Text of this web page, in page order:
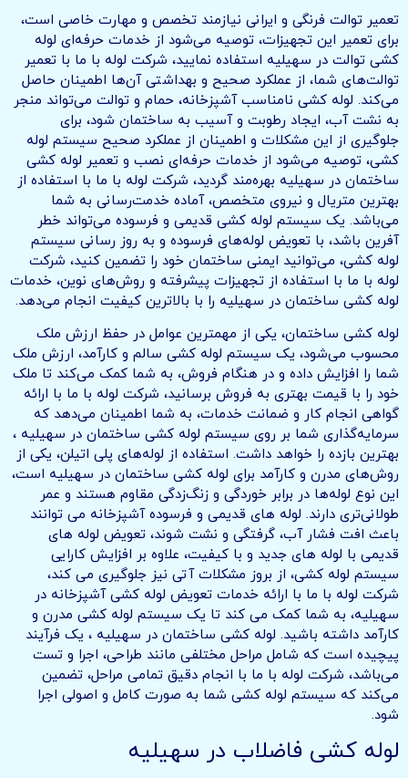
تعمیر توالت فرنگی و ایرانی نیازمند تخصص و مهارت خاصی است،
برای تعمیر این تجهیزات، توصیه می‌شود از خدمات حرفه‌ای لوله
کشی توالت در سهیلیه استفاده نمایید، شرکت لوله با ما با تعمیر
توالت‌های شما، از عملکرد صحیح و بهداشتی آن‌ها اطمینان حاصل
می‌کند. لوله کشی نامناسب آشپزخانه، حمام و توالت می‌تواند منجر
به نشت آب، ایجاد رطوبت و آسیب به ساختمان شود، برای
جلوگیری از این مشکلات و اطمینان از عملکرد صحیح سیستم لوله
کشی، توصیه می‌شود از خدمات حرفه‌ای نصب و تعمیر لوله کشی
ساختمان در سهیلیه بهره‌مند گردید، شرکت لوله با ما با استفاده از
بهترین متریال و نیروی متخصص، آماده خدمت‌رسانی به شما
می‌باشد. یک سیستم لوله کشی قدیمی و فرسوده می‌تواند خطر
آفرین باشد، با تعویض لوله‌های فرسوده و به روز رسانی سیستم
لوله کشی، می‌توانید ایمنی ساختمان خود را تضمین کنید، شرکت
لوله با ما با استفاده از تجهیزات پیشرفته و روش‌های نوین، خدمات
لوله کشی ساختمان در سهیلیه را با بالاترین کیفیت انجام می‌دهد.
لوله کشی ساختمان، یکی از مهمترین عوامل در حفظ ارزش ملک
محسوب می‌شود، یک سیستم لوله کشی سالم و کارآمد، ارزش ملک
شما را افزایش داده و در هنگام فروش، به شما کمک می‌کند تا ملک
خود را با قیمت بهتری به فروش برسانید، شرکت لوله با ما با ارائه
گواهی انجام کار و ضمانت خدمات، به شما اطمینان می‌دهد که
سرمایه‌گذاری شما بر روی سیستم لوله کشی ساختمان در سهیلیه ،
بهترین بازده را خواهد داشت. استفاده از لوله‌های پلی اتیلن، یکی از
روش‌های مدرن و کارآمد برای لوله کشی ساختمان‌ در سهیلیه است،
این نوع لوله‌ها در برابر خوردگی و زنگ‌زدگی مقاوم هستند و عمر
طولانی‌تری دارند. لوله های قدیمی و فرسوده آشپزخانه می توانند
باعث افت فشار آب، گرفتگی و نشت شوند، تعویض لوله های
قدیمی با لوله های جدید و با کیفیت، علاوه بر افزایش کارایی
سیستم لوله کشی، از بروز مشکلات آتی نیز جلوگیری می کند،
شرکت لوله با ما با ارائه خدمات تعویض لوله کشی آشپزخانه در
سهیلیه، به شما کمک می کند تا یک سیستم لوله کشی مدرن و
کارآمد داشته باشید. لوله کشی ساختمان در سهیلیه ، یک فرآیند
پیچیده است که شامل مراحل مختلفی مانند طراحی، اجرا و تست
می‌باشد، شرکت لوله با ما با انجام دقیق تمامی مراحل، تضمین
می‌کند که سیستم لوله کشی شما به صورت کامل و اصولی اجرا
شود.
لوله کشی فاضلاب در سهیلیه